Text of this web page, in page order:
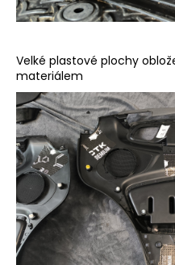
Velké plastové plochy
materiálem